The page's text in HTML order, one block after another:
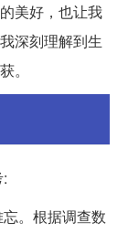
美好，也让我
深刻理解到生
。
。根据调查数